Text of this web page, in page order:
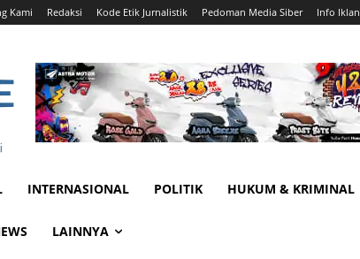
Kami Redaksi Kode Etik Jurnalistik Pedoman Media Siber Info Iklan
INTERNASIONAL POLITIK HUKUM & KRIMINAL
LAINNYA